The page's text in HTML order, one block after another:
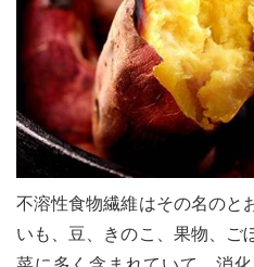
ノミスタイル
エノミスタイル]
style[イエノミ
不溶性食物繊維はその名のと
いも、豆、きのこ、果物、ご